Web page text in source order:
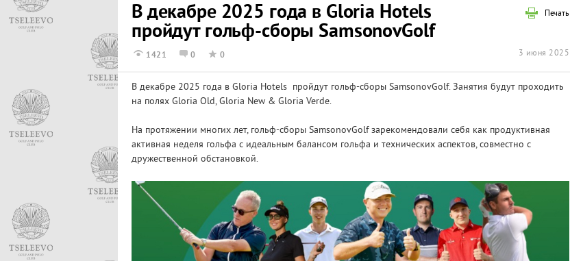
Печать
В декабре 2025 года в Gloria Hotels
пройдут гольф-сборы SamsonovGolf
1421 0 0 3 июня 2025
В декабре 2025 года в Gloria Hotels пройдут гольф-сборы SamsonovGolf. Занятия будут проходить
на полях Gloria Old, Gloria New & Gloria Verde.
На протяжении многих лет, гольф-сборы SamsonovGolf зарекомендовали себя как продуктивная
активная неделя гольфа с идеальным балансом гольфа и технических аспектов, совместно с
дружественной обстановкой.